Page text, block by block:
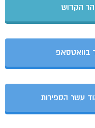
הקדוש
בוואטסאפ
עשר הספירות